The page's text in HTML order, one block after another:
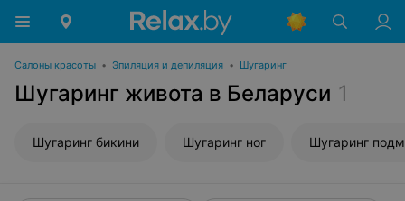
Салоны красоты • Эпиляция и депиляция • Шугаринг
Шугаринг живота в Беларуси 1
Шугаринг бикини Шугаринг ног Шугаринг